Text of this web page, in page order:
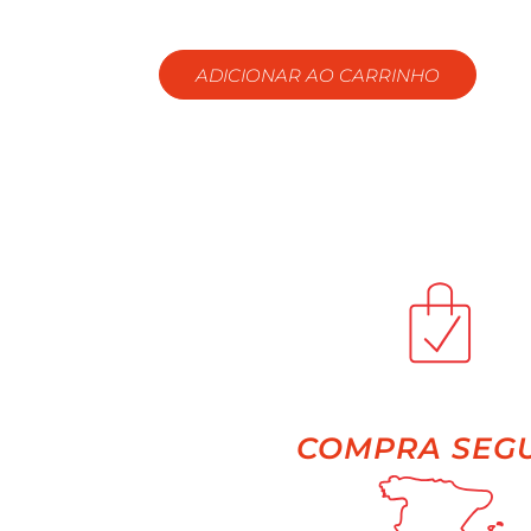
ADICIONAR AO CARRINHO
COMPRA